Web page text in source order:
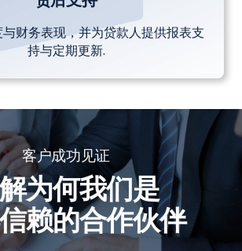
财务表现，并为贷款人提供报表支
持与定期更新.
客户成功见证
为何我们是
赖的合作伙伴